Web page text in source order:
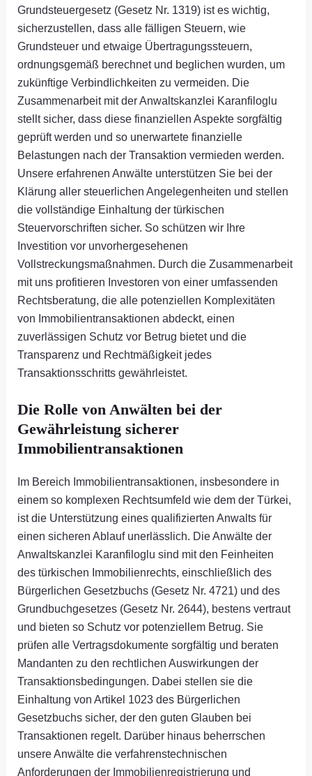
Grundsteuergesetz (Gesetz Nr. 1319) ist es wichtig,
sicherzustellen, dass alle fälligen Steuern, wie
Grundsteuer und etwaige Übertragungssteuern,
ordnungsgemäß berechnet und beglichen wurden, um
zukünftige Verbindlichkeiten zu vermeiden. Die
Zusammenarbeit mit der Anwaltskanzlei Karanfiloglu
stellt sicher, dass diese finanziellen Aspekte sorgfältig
geprüft werden und so unerwartete finanzielle
Belastungen nach der Transaktion vermieden werden.
Unsere erfahrenen Anwälte unterstützen Sie bei der
Klärung aller steuerlichen Angelegenheiten und stellen
die vollständige Einhaltung der türkischen
Steuervorschriften sicher. So schützen wir Ihre
Investition vor unvorhergesehenen
Vollstreckungsmaßnahmen. Durch die Zusammenarbeit
mit uns profitieren Investoren von einer umfassenden
Rechtsberatung, die alle potenziellen Komplexitäten
von Immobilientransaktionen abdeckt, einen
zuverlässigen Schutz vor Betrug bietet und die
Transparenz und Rechtmäßigkeit jedes
Transaktionsschritts gewährleistet.
Die Rolle von Anwälten bei der
Gewährleistung sicherer
Immobilientransaktionen
Im Bereich Immobilientransaktionen, insbesondere in
einem so komplexen Rechtsumfeld wie dem der Türkei,
ist die Unterstützung eines qualifizierten Anwalts für
einen sicheren Ablauf unerlässlich. Die Anwälte der
Anwaltskanzlei Karanfiloglu sind mit den Feinheiten
des türkischen Immobilienrechts, einschließlich des
Bürgerlichen Gesetzbuchs (Gesetz Nr. 4721) und des
Grundbuchgesetzes (Gesetz Nr. 2644), bestens vertraut
und bieten so Schutz vor potenziellem Betrug. Sie
prüfen alle Vertragsdokumente sorgfältig und beraten
Mandanten zu den rechtlichen Auswirkungen der
Transaktionsbedingungen. Dabei stellen sie die
Einhaltung von Artikel 1023 des Bürgerlichen
Gesetzbuchs sicher, der den guten Glauben bei
Transaktionen regelt. Darüber hinaus beherrschen
unsere Anwälte die verfahrenstechnischen
Anforderungen der Immobilienregistrierung und